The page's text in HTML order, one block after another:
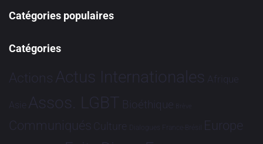
Catégories populaires
Catégories
Actions Actus Internationales Afrique
Asie Assos. LGBT Bioéthique Brève
Communiqués Culture Dialogues France-Brésil Europe